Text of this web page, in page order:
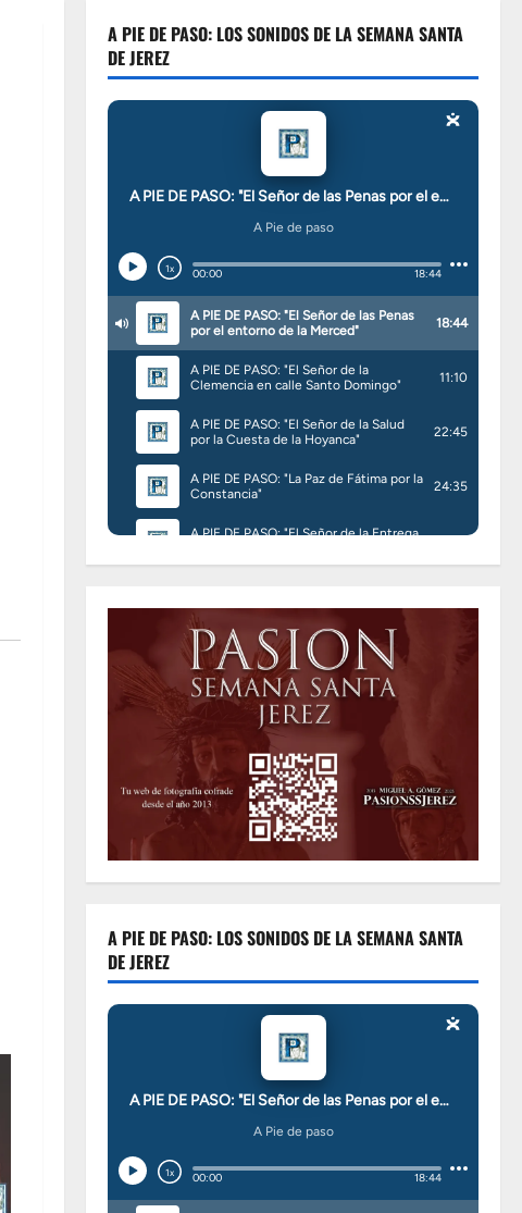
A PIE DE PASO: LOS SONIDOS DE LA SEMANA SANTA
DE JEREZ
A PIE DE PASO: LOS SONIDOS DE LA SEMANA SANTA
DE JEREZ